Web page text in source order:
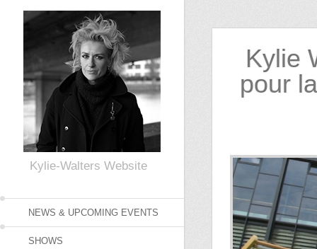
Kylie
pour
Kylie-Walters Website
NEWS & UPCOMING EVENTS
SHOWS